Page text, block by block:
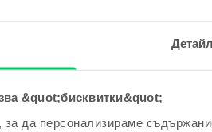
&quot;бисквитки&quot;
за да персонализираме
Сходни продукти с